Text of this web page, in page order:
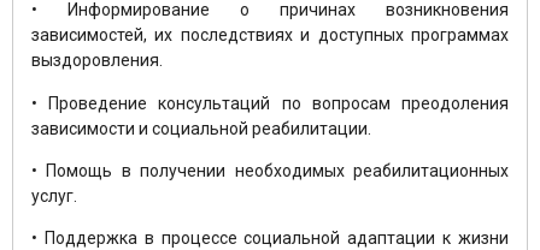
• Информирование о причинах возникновения
зависимостей, их последствиях и доступных программах
выздоровления.
• Проведение консультаций по вопросам преодоления
зависимости и социальной реабилитации.
• Помощь в получении необходимых реабилитационных
услуг.
• Поддержка в процессе социальной адаптации к жизни